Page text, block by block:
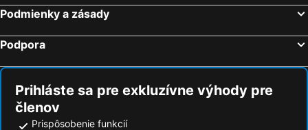
Neko Boutique Hotel
Il Giardino Segreto
Hotel Flora
Hotel Villa Sveva
Bcolors Rooms, Selargius Is Corrias
Birkin Porto 1870
Il Villino
Podmienky a zásady
Podpora
Prihláste sa pre exkluzívne výhody pre
členov
Prispôsobenie funkcií